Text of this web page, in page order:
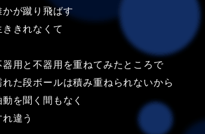
かが蹴り飛ばす
ききれなくて
器用と不器用を重ねてみたところで
れた段ボールは積み重ねられないから
動を聞く間もなく
れ違う